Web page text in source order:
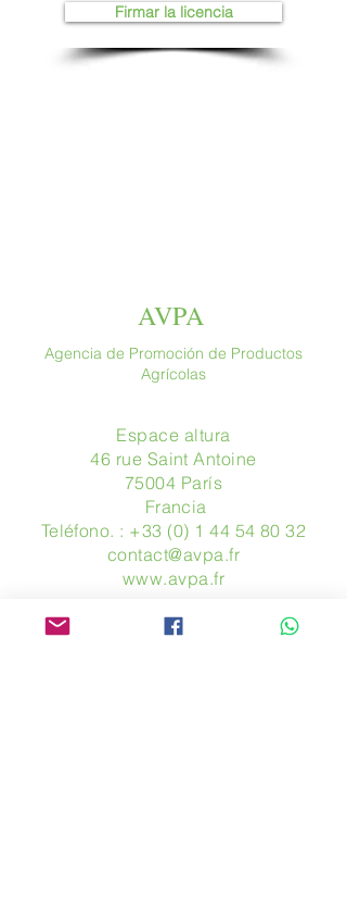
Firmar la licencia
AVPA
Agencia de Promoción de Productos
Agrícolas
Espace altura
46 rue Saint Antoine
75004 París
​ Francia
Teléfono. : +33 (0) 1 44 54 80 32
contact@avpa.fr
www.avpa.fr